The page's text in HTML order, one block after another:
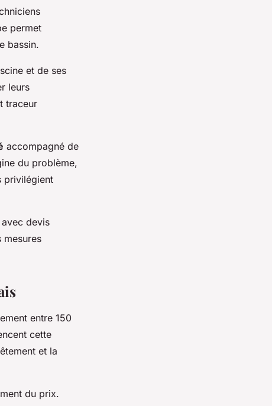
permet
bassin.
et de ses
leurs
traceur
accompagné de
du problème,
privilégient
devis
mesures
entre 150
cette
et la
du prix.